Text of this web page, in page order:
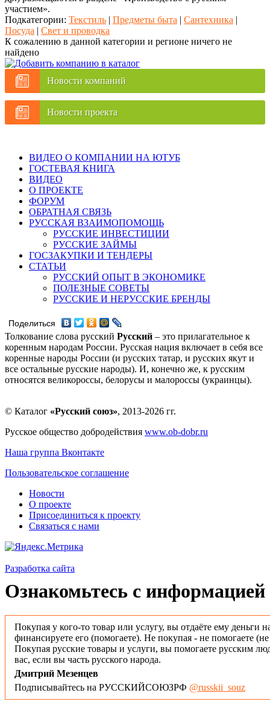
участием».
Подкатегории: Текстиль | Предметы быта | Сантехника |
Посуда | Свет и проводка
К сожалению в данной категории и регионе ничего не
найдено
Новости компаний
Новости проекта
ВИДЕО О КОМПАНИИ НА ЮТУБ
ГОСТЕВАЯ КНИГА
ВИДЕО
О ПРОЕКТЕ
ФОРУМ
ОБРАТНАЯ СВЯЗЬ
РУССКАЯ ВЗАИМОПОМОЩЬ
РУССКИЕ ИНВЕСТИЦИИ
РУССКИЕ ЗАЙМЫ
ГОСЗАКУПКИ И ТЕНДЕРЫ
СТАТЬИ
РУССКИЙ ОПЫТ В ЭКОНОМИКЕ
ПОЛЕЗНЫЕ СОВЕТЫ
РУССКИЕ И НЕРУССКИЕ БРЕНДЫ
Поделиться
Толкование слова русский Русский – это прилагательное к
коренным народам России. Русская нация включает в себя все
коренные народы России (и русских татар, и русских якут и
все остальные русские народы). И, конечно же, к русским
относятся великороссы, белорусы и малороссы (украинцы).
© Каталог «Русский союз», 2013-2026 гг.
Русское общество добродействия www.ob-dobr.ru
Наша группа Вконтакте
Пользовательское соглашение
Новости
О проекте
Присоединиться к проекту
Связаться с нами
Разработка сайта
Ознакомьтесь с информацией
Покупая у кого-то товар или услугу, вы отдаёте ему деньги
финансируете его (помогаете). Не покупая - не помогаете
Покупая русские товары и услуги, вы помогаете русским
вас, если вы часть русского народа.
Дмитрий Мезенцев
Подписывайтесь на РУССКИЙСОЮЗРФ @russkii_souz